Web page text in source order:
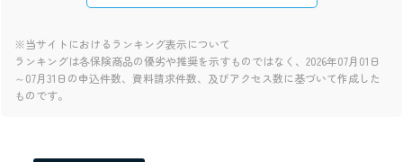
※当サイトにおけるランキング表示について
ランキングは各保険商品の優劣や推奨を示すものではなく、2026年07月01日
～07月31日の申込件数、資料請求件数、及びアクセス数に基づいて作成した
ものです。